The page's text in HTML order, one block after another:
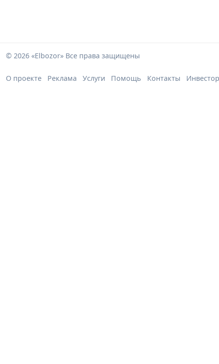
© 2026 «Elbozor» Все права защищены
О проекте Реклама Услуги Помощь Контакты